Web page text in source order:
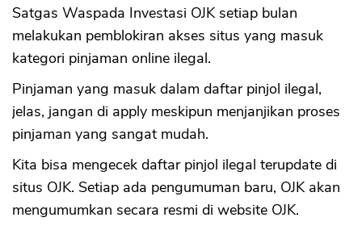
Satgas Waspada Investasi OJK setiap bulan
melakukan pemblokiran akses situs yang masuk
kategori pinjaman online ilegal.
Pinjaman yang masuk dalam daftar pinjol ilegal,
jelas, jangan di apply meskipun menjanjikan proses
pinjaman yang sangat mudah.
Kita bisa mengecek daftar pinjol ilegal terupdate di
situs OJK. Setiap ada pengumuman baru, OJK akan
mengumumkan secara resmi di website OJK.